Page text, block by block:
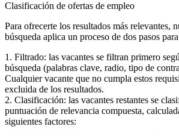
Clasificación de ofertas de empleo
Para ofrecerte los resultados más relevantes,
búsqueda aplica un proceso de dos pasos
1. Filtrado: las vacantes se filtran primero
búsqueda (palabras clave, radio, tipo de
Cualquier vacante que no cumpla estos
excluida de los resultados.
2. Clasificación: las vacantes restantes se
puntuación de relevancia compuesta,
siguientes factores: